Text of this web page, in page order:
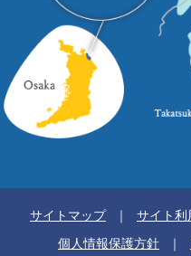
サイトマップ サイト利
個人情報保護方針